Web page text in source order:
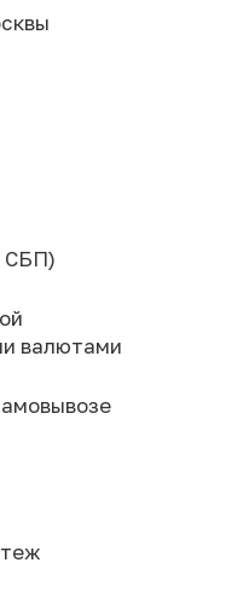
СБП)
валютами